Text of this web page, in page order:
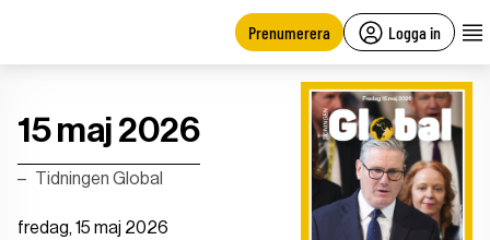
Prenumerera Logga in
15 maj 2026
Tidningen Global
fredag, 15 maj 2026